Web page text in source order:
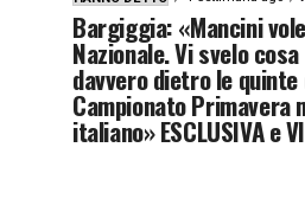
Bargiggia: «Mancini
Nazionale. Vi svelo
davvero dietro le quinte
Campionato Primavera
italiano» ESCLUSIVA e